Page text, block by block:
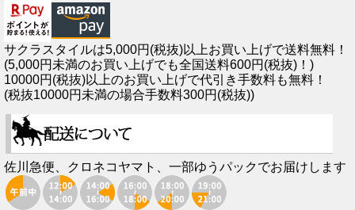
サクラスタイルは5,000円(税抜)以上お買い上げで送料無料！
(5,000円未満のお買い上げでも全国送料600円(税抜)！)
10000円(税抜)以上のお買い上げで代引き手数料も無料！
(税抜10000円未満の場合手数料300円(税抜))
佐川急便、クロネコヤマト、一部ゆうパックでお届けします